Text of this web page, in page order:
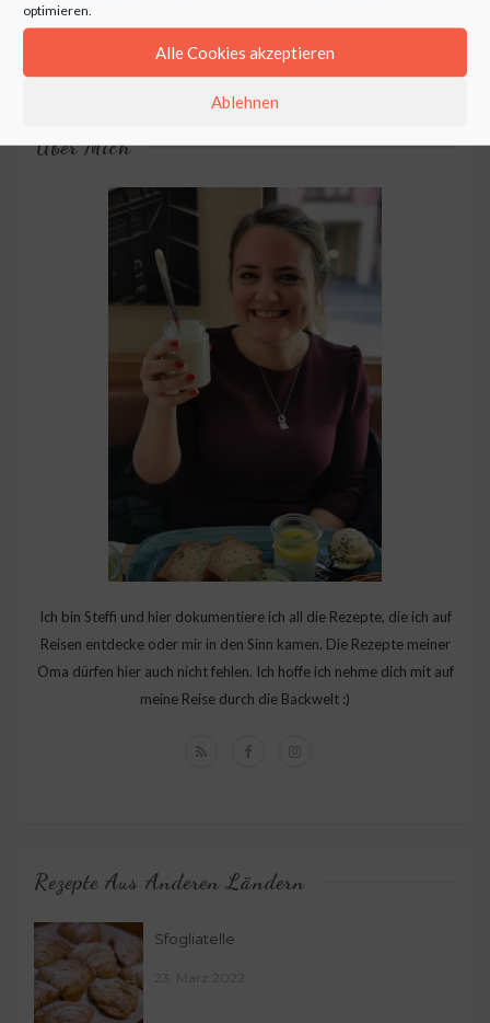
optimieren.
Alle Cookies akzeptieren
Ablehnen
Über Mich
Ich bin Steffi und hier dokumentiere ich all die Rezepte, die ich auf
Reisen entdecke oder mir in den Sinn kamen. Die Rezepte meiner
Oma dürfen hier auch nicht fehlen. Ich hoffe ich nehme dich mit auf
meine Reise durch die Backwelt :)
Rezepte Aus Anderen Ländern
Sfogliatelle
23. März 2022